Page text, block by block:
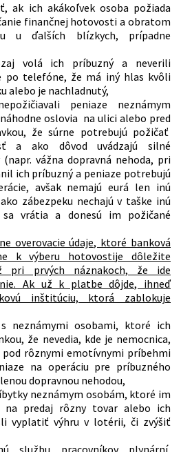
ak ich akákoľvek osoba požiada
finančnej hotovosti a obratom
u ďalších blízkych, prípadne
volá ich príbuzný a neverili
po telefóne, že má iný hlas kvôli
alebo je nachladnutý,
peniaze neznámym
oslovia na ulici alebo pred
že súrne potrebujú požičať
a ako dôvod uvádzajú silné
vážna dopravná nehoda, pri
ich príbuzný a peniaze potrebujú
avšak nemajú eurá len inú
zábezpeku nechajú v taške inú
vrátia a donesú im požičané
overovacie údaje, ktoré banková
k výberu hotovostije dôležite
pri prvých náznakoch, že ide
Ak už k platbe dôjde, ihneď
inštitúciu, ktorá zablokuje
neznámymi osobami, ktoré ich
že nevedia, kde je nemocnica,
rôznymi emotívnymi príbehmi
na operáciu pre príbuzného
dopravnou nehodou,
neznámym osobám, ktoré im
na predaj rôzny tovar alebo ich
vyplatiť výhru v lotérii, či zvýšiť